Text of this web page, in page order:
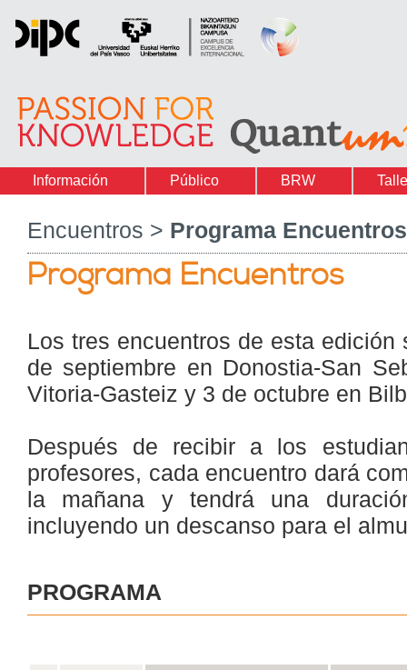
Información Público BRW
Encuentros > Programa Encuentros
Programa Encuentros
Los tres encuentros de esta
de septiembre en Donostia-San
Vitoria-Gasteiz y 3 de octubre en
Después de recibir a los
profesores, cada encuentro dará
la mañana y tendrá una
incluyendo un descanso para el
PROGRAMA